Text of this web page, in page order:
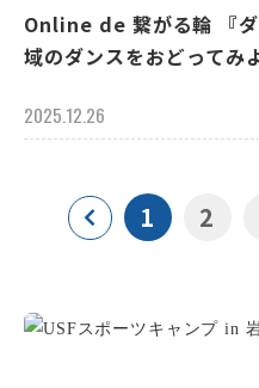
Online de 繋がる輪 『
域のダンスをおどってみ
2025.12.26
1 2